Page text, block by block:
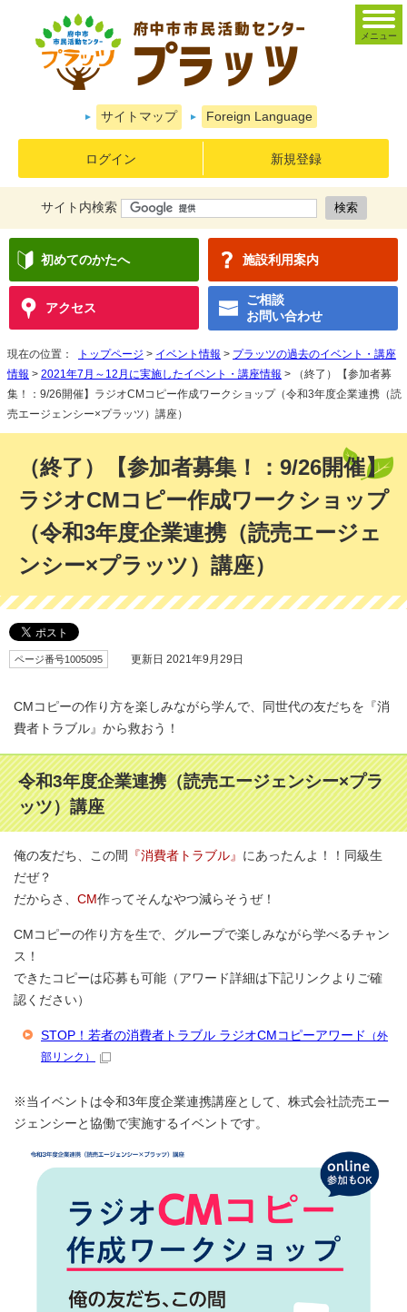
サイトマップ Foreign Language
ログイン 新規登録
サイト内検索
初めてのかたへ 施設利用案内
アクセス
ご相談
お問い合わせ
メニュー
現在の位置： トップページ > イベント情報 > プラッツの過去のイベント・講座
情報 > 2021年7月～12月に実施したイベント・講座情報 > （終了）【参加者募
集！：9/26開催】ラジオCMコピー作成ワークショップ（令和3年度企業連携（読
売エージェンシー×プラッツ）講座）
（終了）【参加者募集！：9/26開催】
ラジオCMコピー作成ワークショップ
（令和3年度企業連携（読売エージェ
ンシー×プラッツ）講座）
ページ番号1005095 更新日 2021年9月29日
CMコピーの作り方を楽しみながら学んで、同世代の友だちを『消
費者トラブル』から救おう！
令和3年度企業連携（読売エージェンシー×プラ
ッツ）講座
俺の友だち、この間 『消費者トラブル』 にあったんよ！！同級生
だぜ？
だからさ、 CM作ってそんなやつ減らそうぜ！
CMコピーの作り方を生で、グループで楽しみながら学べるチャン
ス！
できたコピーは応募も可能（アワード詳細は下記リンクよりご確
認ください）
STOP！若者の消費者トラブル ラジオCMコピーアワード （外
部リンク）
※当イベントは令和3年度企業連携講座として、株式会社読売エー
ジェンシーと協働で実施するイベントです。